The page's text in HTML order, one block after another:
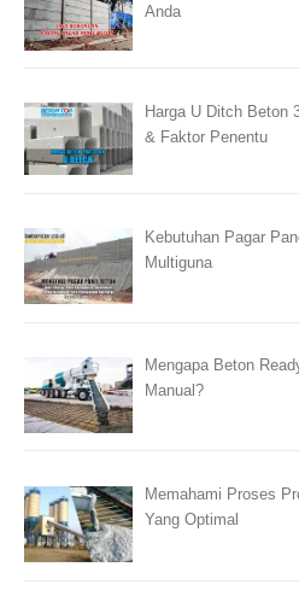
Anda
Harga U Ditch Beton
& Faktor Penentu
Kebutuhan Pagar
Multiguna
Mengapa Beton
Manual?
Memahami Proses
Yang Optimal